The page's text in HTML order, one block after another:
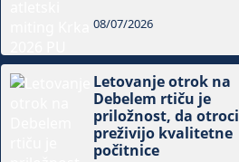
08/07/2026
Letovanje otrok na
Debelem rtiču je
priložnost, da otroci
preživijo kvalitetne
počitnice